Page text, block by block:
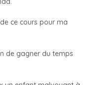
ce cours pour ma
de gagner du temps